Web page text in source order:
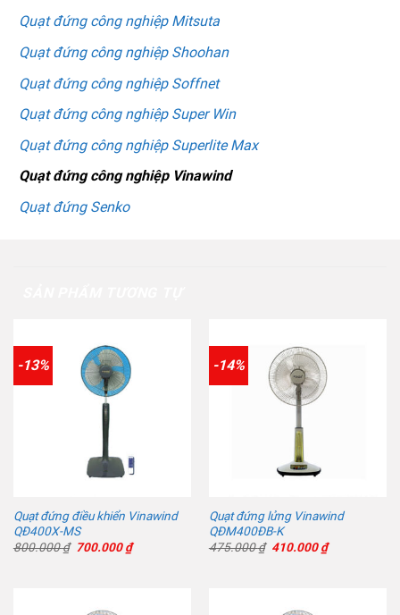
Quạt đứng công nghiệp Mitsuta
Quạt đứng công nghiệp Shoohan
Quạt đứng công nghiệp Soffnet
Quạt đứng công nghiệp Super Win
Quạt đứng công nghiệp Superlite Max
Quạt đứng công nghiệp Vinawind
Quạt đứng Senko
-13%
Quạt đứng điều khiển Vinawind
QĐ400X-MS
800.000₫ Giá
700.000₫Giá
hiện
-14%
Quạt đứng lửng Vinawind
QĐM400ĐB-K
475.000₫ Giá
410.000₫Giá
hiện